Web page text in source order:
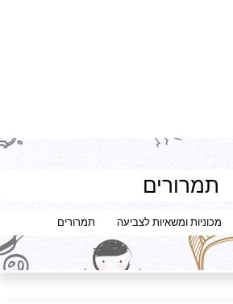
תמרורים
מכוניות ומשאיות לצביעה תמרורים